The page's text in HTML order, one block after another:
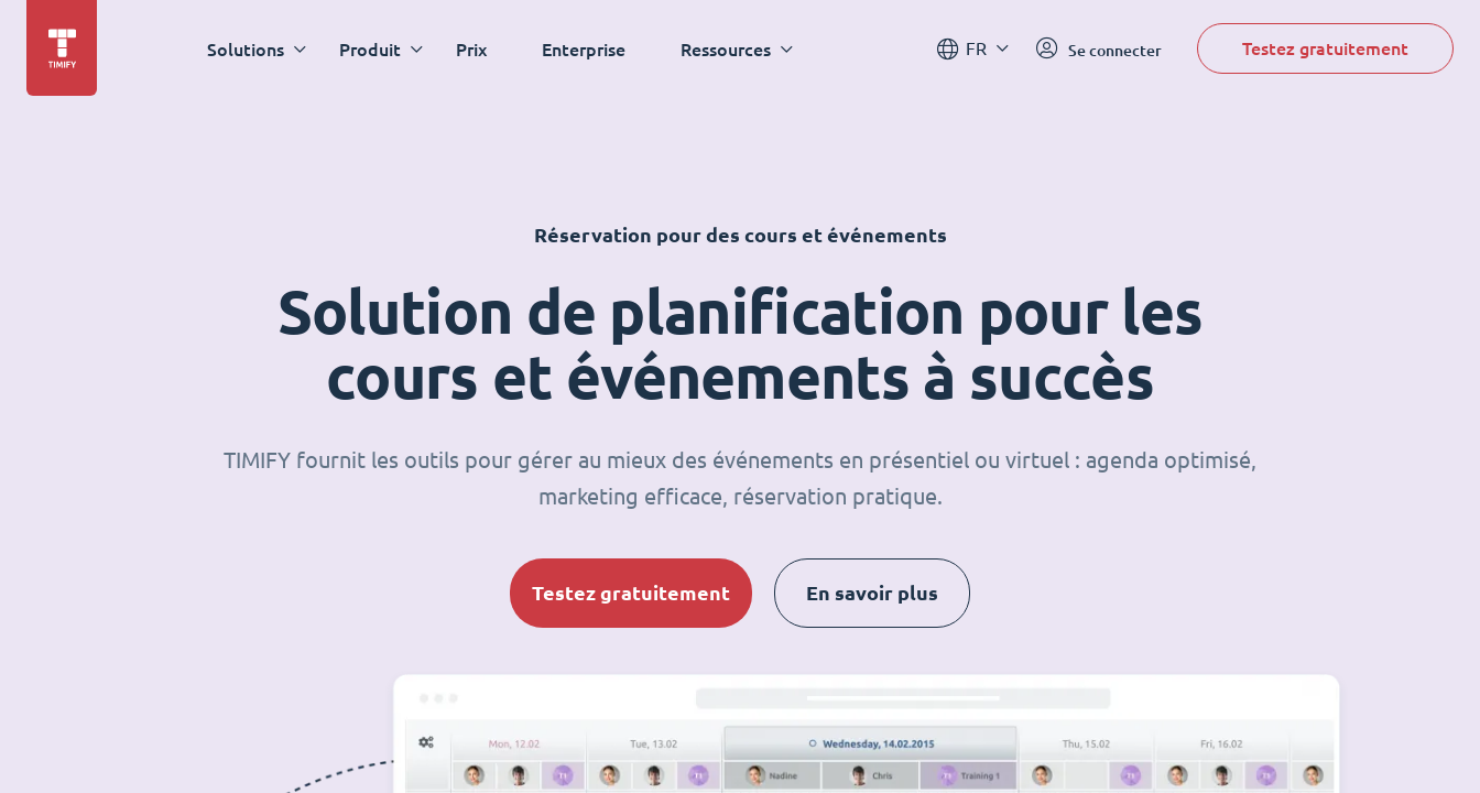
Solutions Produit Prix Enterprise Ressources FR Se connecter Testez gratuitement
Réservation pour des cours et événements
Solution de planification pour les
cours et événements à succès
TIMIFY fournit les outils pour gérer au mieux des événements en présentiel ou virtuel : agenda optimisé,
marketing efficace, réservation pratique.
Testez gratuitement En savoir plus